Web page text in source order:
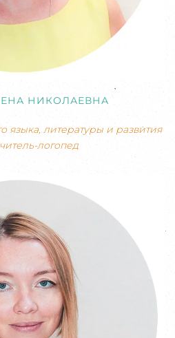
НИКОЛАЕВНА
языка, литературы и развития
логопед